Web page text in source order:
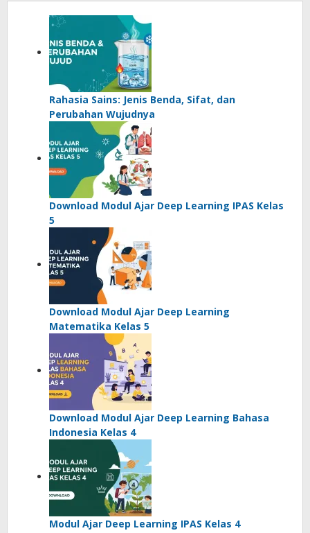
Rahasia Sains: Jenis Benda, Sifat, dan
Perubahan Wujudnya
Download Modul Ajar Deep Learning IPAS Kelas
5
Download Modul Ajar Deep Learning
Matematika Kelas 5
Download Modul Ajar Deep Learning Bahasa
Indonesia Kelas 4
Modul Ajar Deep Learning IPAS Kelas 4